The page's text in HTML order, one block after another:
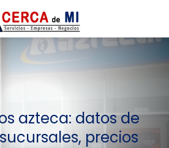
azteca: datos de
precios